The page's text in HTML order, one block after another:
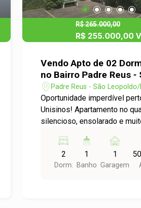
R$ 265.000,00
R$ 255.000,00 V
Vendo Apto de 02
no Bairro Padre Reus - São
Leopoldo
Padre Reus - São Leopoldo/
Oportunidade imperdível
Unisinos! Apartamento no
silencioso, ensolarado e
praticidade no dia a dia.
dormitórios, sendo um com
condicionado, sala
2
Dorm.
1
Banho
1
Garagem